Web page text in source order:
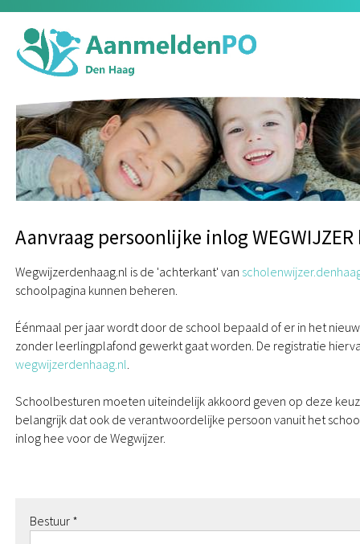
Aanvraag persoonlijke inlog
Wegwijzerdenhaag.nl is de 'achterkant' van
schoolpagina kunnen beheren.
Éénmaal per jaar wordt door de school bepaald of er in het
zonder leerlingplafond gewerkt gaat worden. De registratie
wegwijzerdenhaag.nl.
Schoolbesturen moeten uiteindelijk akkoord geven op deze
belangrijk dat ook de verantwoordelijke persoon vanuit het
inlog heeft voor de Wegwijzer.
Bestuur *